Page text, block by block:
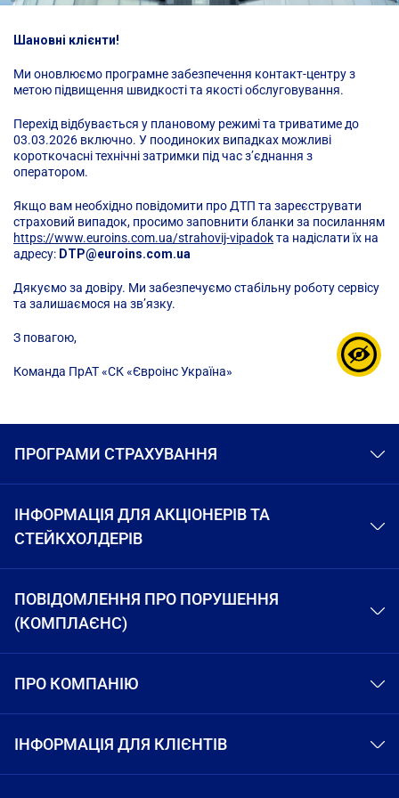
натисніть
Ця
комбінація
клавіш
програму
зчитування
щоб
вам
з
Шановні клієнти!
Ми оновлюємо програмне забезпечення контакт-центру з
метою підвищення швидкості та якості обслуговування.
Перехід відбувається у плановому режимі та триватиме до
03.03.2026 включно. У поодиноких випадках можливі
короткочасні технічні затримки під час з’єднання з
оператором.
Якщо вам необхідно повідомити про ДТП та зареєструвати
страховий випадок, просимо заповнити бланки за посиланням
https://www.euroins.com.ua/strahovij-vipadokта надіслати їх на
адресу: DTP@euroins.com.ua
Дякуємо за довіру. Ми забезпечуємо стабільну роботу сервісу
та залишаємося на зв’язку.
З повагою,
Команда ПрАТ «СК «Євроінс Україна»
ПРОГРАМИ СТРАХУВАННЯ
ІНФОРМАЦІЯ ДЛЯ АКЦІОНЕРІВ ТА
СТЕЙКХОЛДЕРІВ
ПОВІДОМЛЕННЯ ПРО ПОРУШЕННЯ
(КОМПЛАЄНС)
ПРО КОМПАНІЮ
ІНФОРМАЦІЯ ДЛЯ КЛІЄНТІВ